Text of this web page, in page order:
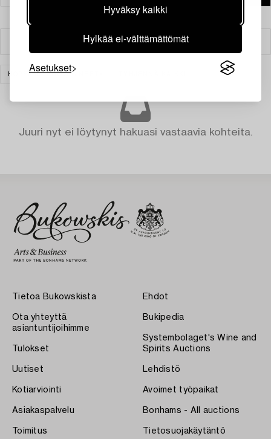
Hyväksy kaikki
Hylkää ei-välttämättömät
Asetukset
Suodatin
HOPEA JA ARVOESINEET
Juuri nyt ei löytynyt hakuasi vastaavia kohteita.
Tietoa Bukowskista
Ota yhteyttä
asiantuntijoihimme
Tulokset
Uutiset
Kotiarviointi
Asiakaspalvelu
Toimitus
Ehdot
Bukipedia
Systembolaget's Wine and
Spirits Auctions
Lehdistö
Avoimet työpaikat
Bonhams - All auctions
Tietosuojakäytäntö